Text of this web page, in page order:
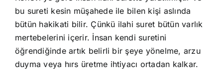
bu sureti kesin müşahede ile bilen kişi aslında
bütün hakikati bilir. Çünkü ilahi suret bütün varlık
mertebelerini içerir. İnsan kendi suretini
öğrendiğinde artık belirli bir şeye yönelme, arzu
duyma veya hırs üretme ihtiyacı ortadan kalkar.